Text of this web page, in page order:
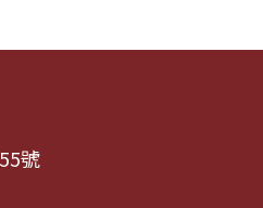
號